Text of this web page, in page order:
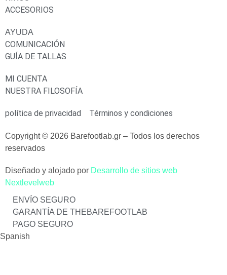
ACCESORIOS
AYUDA
COMUNICACIÓN
GUÍA DE TALLAS
MI CUENTA
NUESTRA FILOSOFÍA
política de privacidad Términos y condiciones
Copyright © 2026 Barefootlab.gr – Todos los derechos
reservados
Diseñado y alojado por Desarrollo de sitios web
Nextlevelweb
ENVÍO SEGURO
GARANTÍA DE THEBAREFOOTLAB
PAGO SEGURO
Spanish